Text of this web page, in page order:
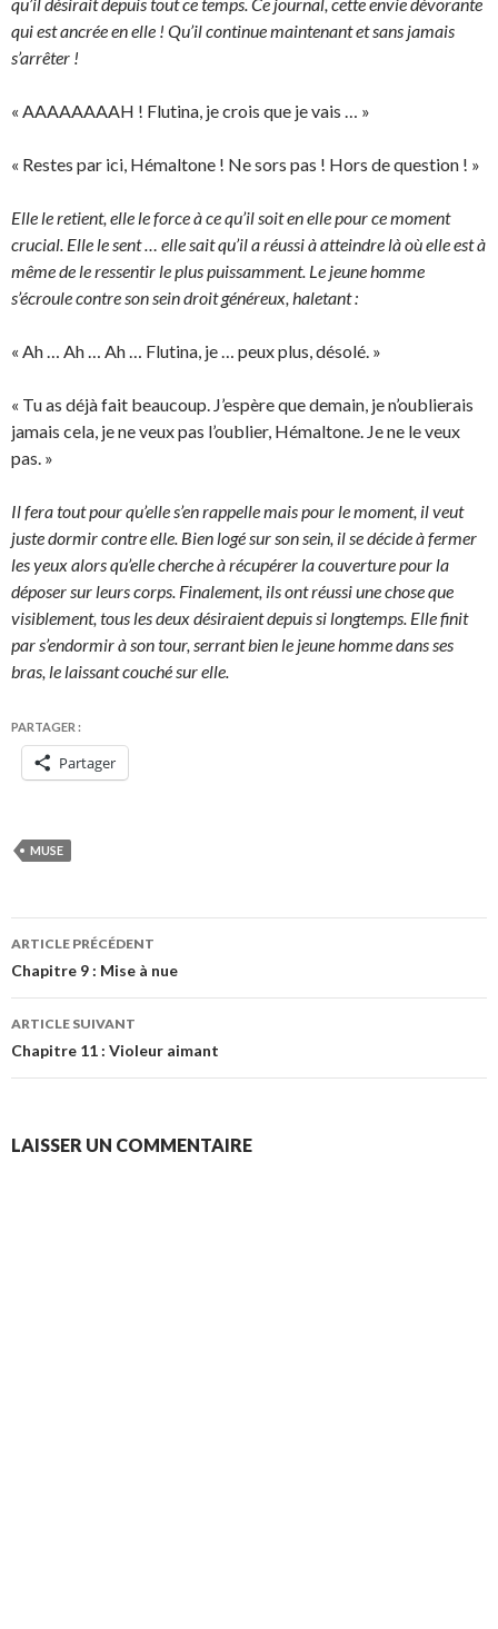
qui est ancrée en elle ! Qu’il continue maintenant et sans jamais
s’arrêter !
« AAAAAAAAH ! Flutina, je crois que je vais … »
« Restes par ici, Hémaltone ! Ne sors pas ! Hors de question ! »
Elle le retient, elle le force à ce qu’il soit en elle pour ce moment
crucial. Elle le sent … elle sait qu’il a réussi à atteindre là où elle est à
même de le ressentir le plus puissamment. Le jeune homme
s’écroule contre son sein droit généreux, haletant :
« Ah … Ah … Ah … Flutina, je … peux plus, désolé. »
« Tu as déjà fait beaucoup. J’espère que demain, je n’oublierais
jamais cela, je ne veux pas l’oublier, Hémaltone. Je ne le veux
pas. »
Il fera tout pour qu’elle s’en rappelle mais pour le moment, il veut
juste dormir contre elle. Bien logé sur son sein, il se décide à fermer
les yeux alors qu’elle cherche à récupérer la couverture pour la
déposer sur leurs corps. Finalement, ils ont réussi une chose que
visiblement, tous les deux désiraient depuis si longtemps. Elle finit
par s’endormir à son tour, serrant bien le jeune homme dans ses
bras, le laissant couché sur elle.
PARTAGER :
Partager
MUSE
Navigation
des
articles
ARTICLE PRÉCÉDENT
Chapitre 9 : Mise à nue
ARTICLE SUIVANT
Chapitre 11 : Violeur aimant
LAISSER UN COMMENTAIRE